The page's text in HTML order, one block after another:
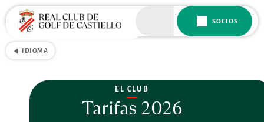
SOCIOS
IDIOMA
EL CLUB
Tarifas 2026